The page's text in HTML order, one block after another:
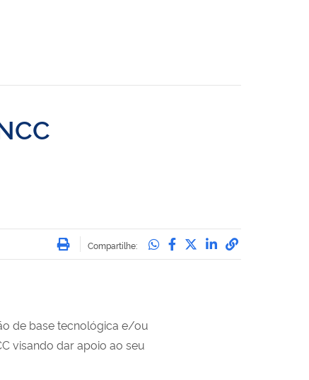
Imprimir
Compartilhe: Compartilhe no
Compartilhe no
Compartilhe no
Compartilhe
de base tecnológica e/ou
visando dar apoio ao seu